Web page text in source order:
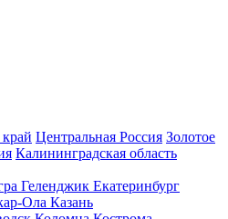
Центральная Россия Золотое
Калининградская область
Геленджик Екатеринбург
Ола Казань